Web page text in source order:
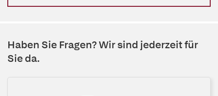
Haben Sie Fragen? Wir sind jederzeit für
Sie da.